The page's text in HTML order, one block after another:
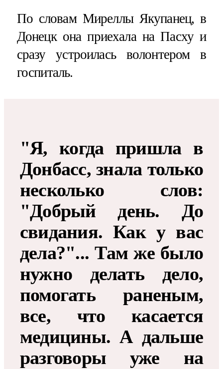
По словам Миреллы Якупанец, в
Донецк она приехала на Пасху и
сразу устроилась волонтером в
госпиталь.
"Я, когда пришла в
Донбасс, знала только
несколько слов:
"Добрый день. До
свидания. Как у вас
дела?"... Там же было
нужно делать дело,
помогать раненым,
все, что касается
медицины. А дальше
разговоры уже на